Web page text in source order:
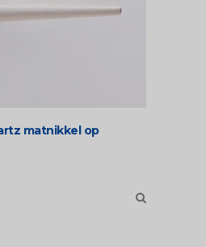
matnikkel op